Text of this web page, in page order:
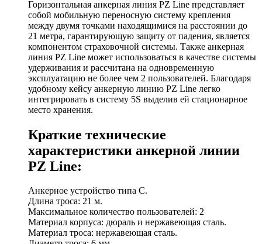
Горизонтальная анкерная линия PZ Line представляет
собой мобильную переносную систему крепления
между двумя точками находящимися на расстоянии до
21 метра, гарантирующую защиту от падения, является
компонентом страховочной системы. Также анкерная
линия PZ Line может использоваться в качестве системы
удерживания и рассчитана на одновременную
эксплуатацию не более чем 2 пользователей. Благодаря
удобному кейсу анкерную линию PZ Line легко
интегрировать в систему 5S выделив ей стационарное
место хранения.
Краткие технические
характеристики анкерной линии
PZ Line:
Анкерное устройство типа С.
Длина троса: 21 м.
Максимальное количество пользователей: 2
Материал корпуса: дюраль и нержавеющая сталь.
Материал троса: нержавеющая сталь.